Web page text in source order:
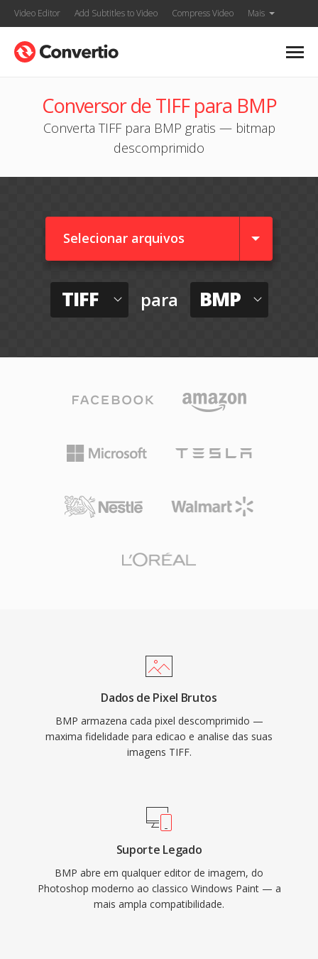
Video Editor Add Subtitles to Video Compress Video Mais
Conversor de TIFF para BMP
Converta TIFF para BMP gratis — bitmap
descomprimido
Selecionar arquivos
TIFF para BMP
Dados de Pixel Brutos
BMP armazena cada pixel descomprimido —
maxima fidelidade para edicao e analise das suas
imagens TIFF.
Suporte Legado
BMP abre em qualquer editor de imagem, do
Photoshop moderno ao classico Windows Paint — a
mais ampla compatibilidade.